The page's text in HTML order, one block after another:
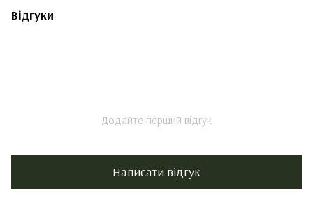
Відгуки
Додайте перший відгук
Написати відгук